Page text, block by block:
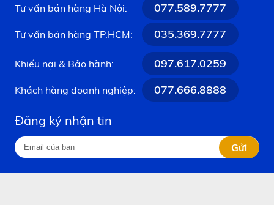
Tư vấn bán hàng Hà Nội: 077.589.7777
Tư vấn bán hàng TP.HCM: 035.369.7777
Khiếu nại & Bảo hành: 097.617.0259
Khách hàng doanh nghiệp: 077.666.8888
Đăng ký nhận tin
Gửi